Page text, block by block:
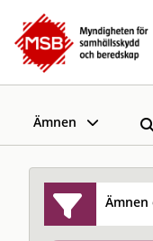
Ämnen